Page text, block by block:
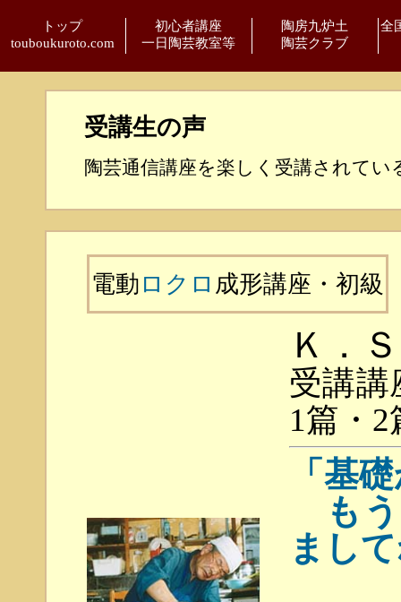
トップ
touboukuroto.com
初心者講座
一日陶芸教室等
陶房九炉土
陶芸クラブ
全
受講生の声
陶芸通信講座を楽しく受講されて
電動 ロクロ 成形講座・初級
Ｋ．Ｓ
受講講
1篇・
「基
もう
まし